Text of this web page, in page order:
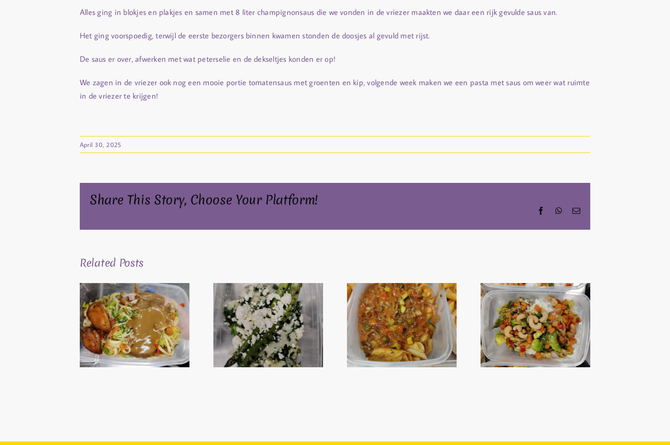
Alles ging in blokjes en plakjes en samen met 8 liter champignonsaus die we vonden in de vriezer maakten we daar een rijk gevulde saus van.
Het ging voorspoedig, terwijl de eerste bezorgers binnen kwamen stonden de doosjes al gevuld met rijst.
De saus er over, afwerken met wat peterselie en de dekseltjes konden er op!
We zagen in de vriezer ook nog een mooie portie tomatensaus met groenten en kip, volgende week maken we een pasta met saus om weer wat ruimte
in de vriezer te krijgen!
April 30, 2025
Share This Story, Choose Your Platform!
FacebookWhatsApp
Email
Related Posts